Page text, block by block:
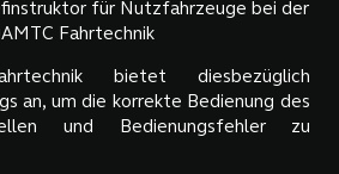
für Nutzfahrzeuge bei der
Fahrtechnik
bietet diesbezüglich
an, um die korrekte Bedienung des
und Bedienungsfehler zu